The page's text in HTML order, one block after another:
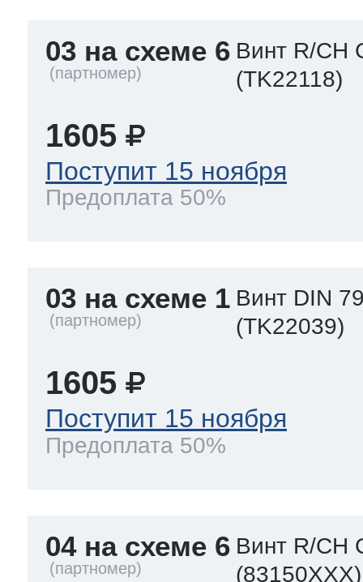
03 на схеме 6 Винт R/CH
(TK22118)
1605
Поступит 15 ноября
Предоплата 50%
03 на схеме 1 Винт DIN
(TK22039)
1605
Поступит 15 ноября
Предоплата 50%
04 на схеме 6 Винт R/CH
(83150XXX)